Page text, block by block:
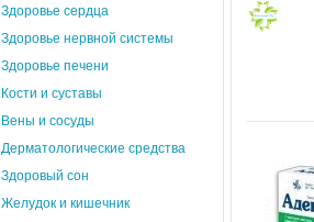
Здоровье сердца
Здоровье нервной системы
Здоровье печени
Кости и суставы
Вены и сосуды
Дерматологические средства
Здоровый сон
Желудок и кишечник